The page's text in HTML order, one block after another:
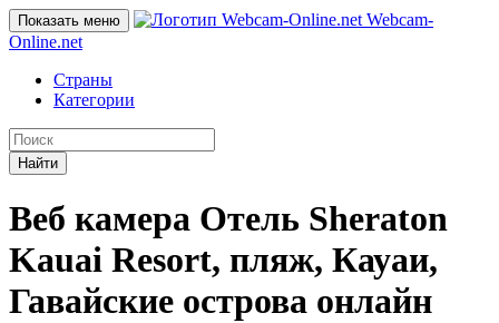
Показать меню
Webcam-
Online.net
Страны
Категории
Найти
Веб камера Отель Sheraton
Kauai Resort, пляж, Кауаи,
Гавайские острова онлайн